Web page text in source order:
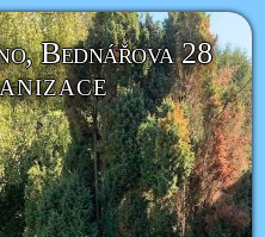
Bednářova 28